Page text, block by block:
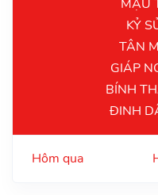
MẬU
KỶ
TÂN
GIÁP
BÍNH
ĐINH
Hôm qua